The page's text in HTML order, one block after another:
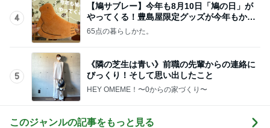
4
【鳩サブレー】今年も8月10日「鳩の日」が
やってくる！豊島屋限定グッズが今年もかわ
いすぎる♡
65点の暮らしかた。
5
《隣の芝生は青い》前職の先輩からの連絡に
びっくり！そして思い出したこと
HEY OMEME！〜0からの家づくり〜
このジャンルの記事をもっと見る